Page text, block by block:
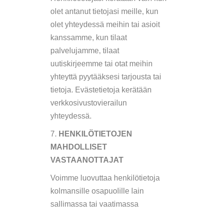
olet antanut tietojasi meille, kun
olet yhteydessä meihin tai asioit
kanssamme, kun tilaat
palvelujamme, tilaat
uutiskirjeemme tai otat meihin
yhteyttä pyytääksesi tarjousta tai
tietoja. Evästetietoja kerätään
verkkosivustovierailun
yhteydessä.
7. HENKILÖTIETOJEN
MAHDOLLISET
VASTAANOTTAJAT
Voimme luovuttaa henkilötietoja
kolmansille osapuolille lain
sallimassa tai vaatimassa